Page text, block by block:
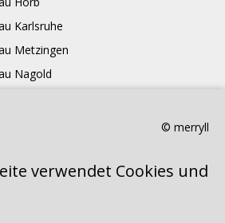
Karlsruhe
Metzingen
Nagold
Stuttgart
Tübingen
Tuttlingen
© merryll
verwendet Cookies und